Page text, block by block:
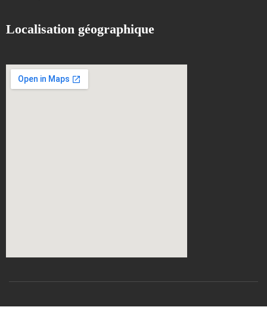
Localisation géographique